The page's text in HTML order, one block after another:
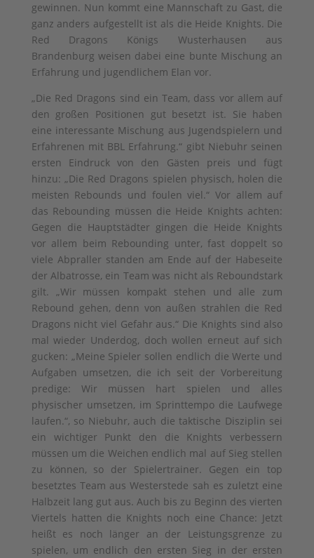
gewinnen. Nun kommt eine Mannschaft zu Gast, die
ganz anders aufgestellt ist als die Heide Knights. Die
Red Dragons Königs Wusterhausen aus
Brandenburg weisen dabei eine bunte Mischung an
Erfahrung und jugendlichem Elan vor.
„Die Red Dragons sind ein Team, dass vor allem auf
den großen Positionen gut besetzt ist. Sie haben
eine interessante Mischung aus Jugendspielern und
Erfahrenen mit BBL Erfahrung.“ gibt Niebuhr seinen
ersten Eindruck von den Gästen preis und fügt
hinzu: „Die Red Dragons spielen physisch, holen die
meisten Rebounds und foulen viel.“ Vor allem auf
das Rebounding müssen die Heide Knights achten:
Gegen die Hauptstädter gingen die Heide Knights
vor allem beim Rebounding unter, fast doppelt so
viele Abpraller standen am Ende auf der Habeseite
der Albatrosse, ein Team was nicht als Reboundstark
gilt. „Wir müssen kompakt stehen und alle zum
Rebound gehen, denn von außen strahlen die Red
Dragons nicht viel Gefahr aus.“ Die Knights sind also
mal wieder Underdog, doch wollen erneut auf sich
gucken: „Meine Spieler sollen endlich die Werte und
Aufgaben umsetzen, die ich seit der Vorbereitung
predige: Wir müssen hart spielen und alles
physischer umsetzen, im Sprinttempo die Laufwege
laufen.“, so Niebuhr, auch die taktische Disziplin sei
ein wichtiger Punkt den die Knights verbessern
müssen um die Weichen endlich mal auf Sieg stellen
zu können, so der Spielertrainer. Gegen ein top
besetztes Team aus Westerstede sah es zuletzt eine
Halbzeit lang gut aus. Auch bis zu Beginn des vierten
Viertels hatten die Knights noch eine Chance: Jetzt
heißt es noch länger an der Leistungsgrenze zu
spielen, um endlich den ersten Sieg in der ersten